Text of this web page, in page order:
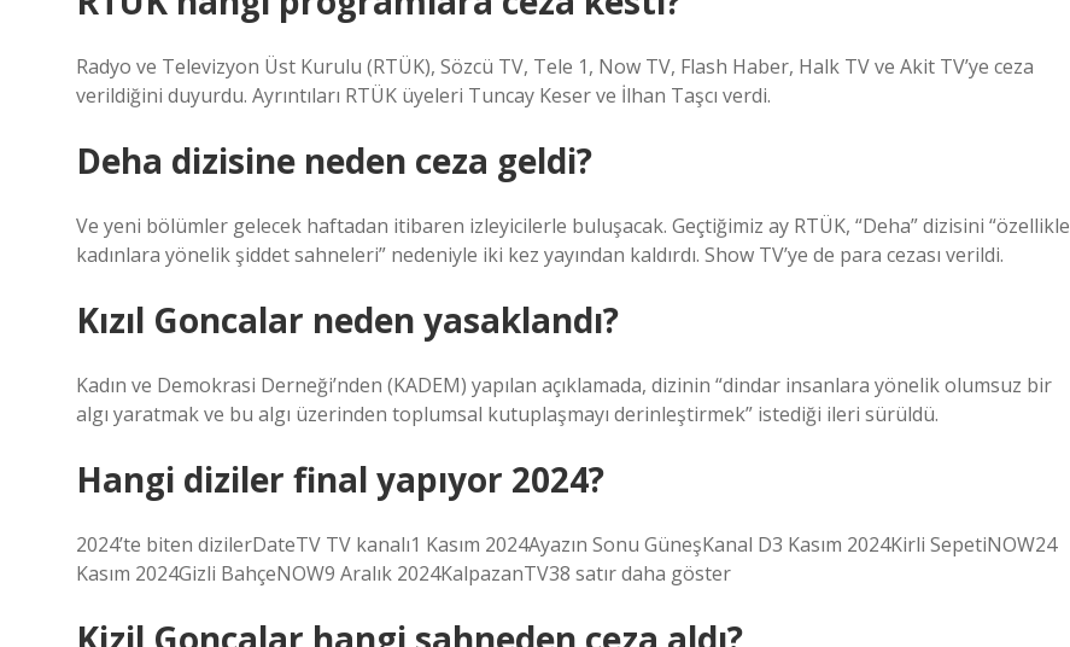
Radyo ve Televizyon Üst Kurulu (RTÜK), Sözcü TV, Tele 1, Now TV, Flash Haber, Halk TV ve Akit TV’ye ceza
verildiğini duyurdu. Ayrıntıları RTÜK üyeleri Tuncay Keser ve İlhan Taşcı verdi.
Deha dizisine neden ceza geldi?
Ve yeni bölümler gelecek haftadan itibaren izleyicilerle buluşacak. Geçtiğimiz ay RTÜK, “Deha” dizisini “özellikle
kadınlara yönelik şiddet sahneleri” nedeniyle iki kez yayından kaldırdı. Show TV’ye de para cezası verildi.
Kızıl Goncalar neden yasaklandı?
Kadın ve Demokrasi Derneği’nden (KADEM) yapılan açıklamada, dizinin “dindar insanlara yönelik olumsuz bir
algı yaratmak ve bu algı üzerinden toplumsal kutuplaşmayı derinleştirmek” istediği ileri sürüldü.
Hangi diziler final yapıyor 2024?
2024’te biten dizilerDateTV TV kanalı1 Kasım 2024Ayazın Sonu GüneşKanal D3 Kasım 2024Kirli SepetiNOW24
Kasım 2024Gizli BahçeNOW9 Aralık 2024KalpazanTV38 satır daha göster